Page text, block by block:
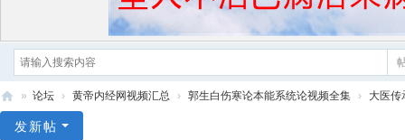
» 论坛 › 黄帝内经网视频汇总 › 郭生白伤寒论本能系统论视频全集 › 大医传
发新帖